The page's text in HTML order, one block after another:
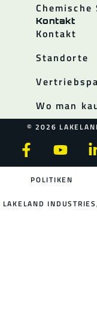
Chemische
Kontakt
Kontakt
Standorte
Wo man
© 2026
POLITIKEN
LAKELAND